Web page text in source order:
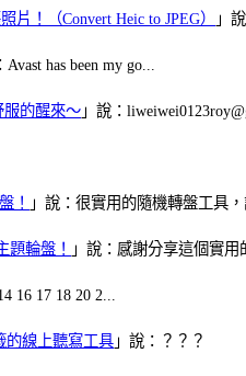
！（Convert Heic to JPEG） 」
Avast has been my go...
服的醒來～ 」說：
！ 」說：很實用的隨機轉盤工具
題輪盤！ 」說：感謝分享這個實
16 17 18 20 2...
的線上聽寫工具 」說：？？？